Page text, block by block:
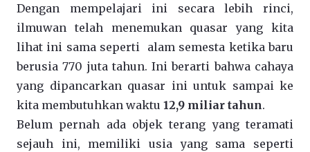
Dengan mempelajari ini secara lebih rinci,
ilmuwan telah menemukan quasar yang kita
lihat ini sama seperti alam semesta ketika baru
berusia 770 juta tahun. Ini berarti bahwa cahaya
yang dipancarkan quasar ini untuk sampai ke
kita membutuhkan waktu 12,9 miliar tahun.
Belum pernah ada objek terang yang teramati
sejauh ini, memiliki usia yang sama seperti